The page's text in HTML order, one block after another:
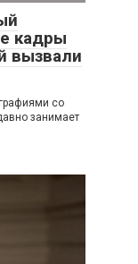
кадры
вызвали
со
занимает